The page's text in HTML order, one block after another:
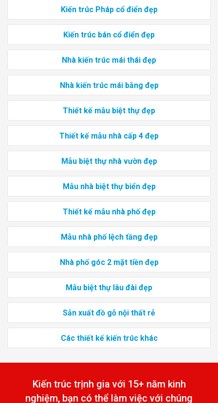
Kiến trúc Pháp cổ điển đẹp
Kiến trúc bán cổ điển đẹp
Nhà kiến trúc mái thái đẹp
Nhà kiến trúc mái bằng đẹp
Thiết kế mẫu biệt thự đẹp
Thiết kế mẫu nhà cấp 4 đẹp
Mẫu biệt thự nhà vườn đẹp
Mẫu nhà biệt thự biển đẹp
Thiết kế mẫu nhà phố đẹp
Mẫu nhà phố lệch tầng đẹp
Nhà phố góc 2 mặt tiền đẹp
Mẫu biệt thự lâu đài đẹp
Sản xuất đồ gỗ nội thất rẻ
Các thiết kế kiến trúc khác
Kiến trúc trịnh gia với 15+ năm kinh
nghiệm, bạn có thể làm việc với chúng